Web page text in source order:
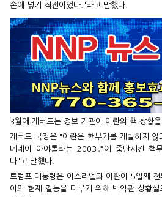
손에 넣기 직전이었다."라고 말했다.
3월에 개버드는 정보 기관이 이란의 핵 상황
개버드 국장은 "이란은 핵무기를 개발하지
메네이 아야톨라는 2003년에 중단시킨 핵
다"고 말했다.
트럼프 대통령은 이스라엘과 이란이 5일째
이의 현재 갈등을 다루기 위해 백악관 상황실